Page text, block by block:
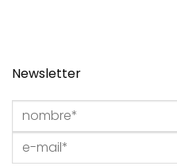
Newsletter